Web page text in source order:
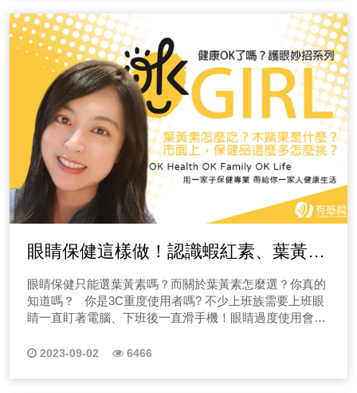
如何增肌減脂？運動後怎麼維持肌肉?如何快速練出8塊腹
肌？ 想要增肌減脂，如何快速練出8塊腹肌？本集就讓物
理治療師「阿澤和老鄭」來替各位聽眾們守關，教大家如
何練出好的體態不卡關，來替各位聽眾們解析練好身材問
題！快點選收聽節目！ 二十、EP20物理治療是什麼？
物理治療和復健的差異迷思大解析！ 物理治療服務範圍
有哪些？物理治療所、醫院和診所的差異？本集就讓物理
治療師「阿澤和老鄭」來替各位聽眾們守關，帶大家深入
理解物理治療服務範圍，來替各位聽眾們解析物理治療迷
思問題，快點選收聽節目！ 二十一、EP21腰痛、骨
刺、坐骨神經痛怎麼辦？不用打控八控控，讓物理治療師
來幫你解析！ 腰痛、骨刺、坐骨神經痛怎麼辦？本集就
讓物理治療師「阿澤和老鄭」來替各位聽眾們守關，教大
家如何解決坐骨神經痛，讓身體不卡關！讓卡關實驗室持
續替各位聽眾們解析身體問題！快點選收聽節目！ 二十
二、EP22必要會的挑選包包重點，才能避免揹包包造成
肩膀痠痛！讓物理治療師來幫你解析！ 揹包包都會肩膀
酸痛，如何挑對包，揹對方法，才能讓身體不痠痛？本集
就讓物理治療師「阿澤和老鄭」來替各位聽眾們守關，教
收聽卡關實驗室帶各位聽眾們解析身體問題，快點選收聽
節目！ 二十三、EP23家長們必要學的挑選小朋友鞋子
你讀懂女人心，不怕被當性騷擾！聊色一定要聊到心裡，
真的不能只是字面上的『聊 色 』如果只是膚淺的字面聊
色，其實女生都在默默翻白眼啊！你可能很快被句點或封
鎖。聊色最重要的重點，手把手不藏私教學。 還在困擾
不知道如何開頭聊色的男生聽眾們！這集絕對不能錯過。
站在女生角度上分析各種心態與情境，重點對了！時間對
了！內容把握對了！你也將會成為聊色大師。最後的最
後，如果田中是男生的話，應該沒有拿不下的女孩！！！
很會撩、很會聊，所以聽完這集獻出你的膝蓋拜師吧！
EP13性愛塔羅占卜！田中小萱最愛的姿勢？ft.Mini七十八
張塔羅牌教學 相信大家對塔羅占卜都不陌生，也很多人
常常算。但火辣辣的性愛塔羅占卜玩過嗎？居然可以算出
兩人性愛合不合！他想和我啪啪啪嗎？ 不知道大家對田
中、小萱的印象分別是什麼。這集從最初階，兩人的個性
開始分析，最後進入本節目最重要的主旨「深夜話題」分
別給人的性幻想、最愛的性姿勢等，話題越來越火辣，越
來越奇怪？抽出的每一張牌都是令人驚呼！非常赤裸裸！
聽完這集後，已經不知道是會讓大家更了解我們，還是誤
解我們了。 EP14女生喜歡的性暗示？男孩們別再丟錯球
生喜歡的。性暗示做得好，保證性福沒煩惱？第一次見面
的性暗示跟已經認識的性暗示，暗示方法大有不同？好的
性關節炎所帶來的症狀都能獲得改善，而復健科的醫師正
好能提供這樣子的治療。想知道更多資訊嗎？請點選收聽
唷！ 本集情況模擬｜我是23歲的大學生，從高中時期
開始就有在打籃球，十字韌帶膝關節受過傷，每當天氣轉
濕冷，就像人體氣象台一樣，舊傷就會痠痛，我還這麼年
輕，就有這樣的症狀，該怎麼保養改善?該看什麼科別?
→點此收聽節目EP03← 關於天氣病，蔡醫師會提供什麼
建議呢？ 這時候我會建議你洽詢「復健科」！關於這類有
過十字韌帶受傷或運動舊傷與骨折病史的患者，當天冷氣
壓改變氣溫下降時，低溫會影響到身體周邊循環會導致血
管收縮、循環變差，進而降低局部組織的修復能力，可能
會引發人體受損神經的壓力增加，容易產生發炎，而感受
到疼痛。 那關於這樣子的狀況到底要向哪一科的醫師尋
求協助呢？這時候我會建議你洽詢「復健科」。根據一項
英國的研究顯示，長期健康不佳、患有關節炎的人在大氣
20%。而針對天氣變濕變冷造成關節痛的原因有很多，較
常見的原因是受到溫度造成血管收縮、低氣壓加重關節組
織腫脹、低溫降低關節滑潤度，以及天冷活動量變少導
眠、適度攝取維他命ADEK、按摩拉筋放鬆等大多能緩解
的營養攻略邀請到營養師Doris來擔任主持人，之前疫情嚴
重的時候，大家都開始越來越熟悉藥局產業，但也出現了
越來越多問題。比如，有人聽說藥局沒有藥師或者藥局會
偷換藥，還有一些不愉快的購藥經驗。為了解答這些問
題，節目中特別邀請了營養師Doris的好朋友巴布，巴布是
一位在台北連鎖藥局工作多年的藥局小主管，來分享藥局
的工作和一些秘辛。 EP06如何選擇適合你的保健品？藥
局從業真心建議 外食族越來越盛行，相信大多數的朋友至
少平均每天都會有一餐外食的機會，但常常我們又都會聽
到吃外食就是會不健康，但真的是這樣嗎？如何判斷「高
糖、高油、高納、低纖維」？難道外食的方便性與健康營
養沒辦法兼得嗎？我們今天邀請到了營養師瑄瑄Doris，和
大家分享一下外食者的營養攻略。 EP07影響小朋友長高
孩子在成長的過程中需要注意哪些事情呢？今天普羅拜爾
EP08懷孕媽咪們的飲食迷思大解析 我們都知道在懷孕時
很常會有一些特殊的飲食偏方，或是很多東西都不能吃，
這是真的嗎？今天普羅拜爾的營養攻略就讓邱邱營養師與
於眼睛保健產品的選擇，Eunice營養師建議了一些重要的
事業、在生活上都會出現，這是一種堅持所產生的痛苦，
只是我們能否抵抗生理與心理的需求，用健康的方式達成
目標！ 這也是我在這一系列的節目中會分享給大家的事
情，我會教你如何打敗心魔，堅持創造人生，我從破百公
斤一個與運動無緣的人開始，到了參加各項馬拉松、三
鐵、跑步環島等，這個過程中，我看見了不同的風景，不
一樣的人生魅力。 什麼樣的人適合使用希塔療癒？ 所以
你曾經對自己失望過嗎？不管是外在樣貌、體態控管、對
事業的追求，你曾經因為害怕什麼事情而不敢做出改變
嗎？或者是在改變的過程中，你受不了痛苦而放棄了呢？
收聽我的節目，讓我帶你開始走一趟聊心後的創造之旅，
先相信你值得更好，你才有可能創造你想要的人生，收聽
創造導師Cherrie的故事，我熱愛分享，我相信我一定能幫
成(前往收聽) 歡迎回到節目燃盡而生，在今天的節目我
的內容？」、「為什麼我想會分享我的創造之旅呢？」、
「若沒有人幫助，我該如何靠自己完成目標？」你也想踏
上創造之旅，開啟全新的人生嗎？歡迎點擊上方標題收聽
案例，不管什麼方式，都不如先相信自己(前往收聽) 歡
即便是聽不懂的歌詞，也很容易感動令人莫名的難過，又
或是你可能遺忘了老師的樣子還卻還記得老師曾說過的
話，這就是聲音對我們感知的影響力。 (一)先思考如何
把話說好 這系列節目「有感好聲音」由ListenContent有感
說的Allen和Minnie來一起聊聊，如何透過聲音說話來錄好
Podcast，以及聊聊那些在我們生活周遭的跟聲音有關的
議題，聲音就像我們的容顏形象，好的顏值也需要化妝品
來點綴，好聲音也需要用內容跟技巧用話來適度美化，聽
的人才能聽的舒適欣然接受。 (二)不是配音員、廣播人
能錄好Podcast嗎？ 我們不是專業的配音員、火紅大明
星、有背景的政商名流，我們只是有感而說的傳遞者，現
代人懂得看、懂得吃，卻很少懂得聽！在資訊爆炸的年
代，節目很多、議題很多、選擇很多，但我們每週會用一
享，同時也會給大家我們在錄節目時的一些小技巧，最後
一集節目！ 《→EP01節目#求解解#求說說 留言板》 備註
｜每個禮拜五會在有感筆記更新留言板唷！ 二、Podcast
怎麼做？經營Podcast如何早早開始變現呢？ 相信這是不
Podcast節目的人這麼多，我如何能脫穎而出呢？為什麼
眼睛保健這樣做！認識蝦紅素、葉黃
素、木鱉果等營養，還你一片清晰！
眼睛保健只能選葉黃素嗎？而關於葉黃素怎麼選？你真的
知道嗎？ 你是3C重度使用者嗎? 不少上班族需要上班眼
睛一直盯著電腦、下班後一直滑手機！眼睛過度使用會發
我們到底該該如何保護眼睛健康？除了葉黃素，還有什麼
2023-09-02 6466